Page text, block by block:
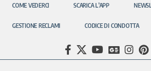
COME VEDERCI SCARICA L’APP
GESTIONE RECLAMI CODICE DI CONDOTTA